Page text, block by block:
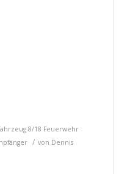
8/18 Feuerwehr
/ von Dennis